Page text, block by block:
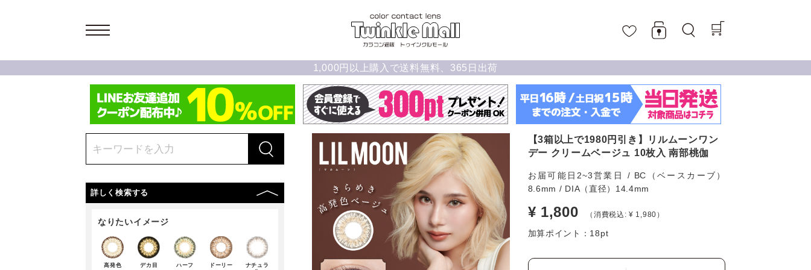
1,000円以上購入で送料無料、365日出荷
詳しく検索する
なりたいイメージ
高発色 デカ目 ハーフ ドーリー
ナチュラ
【3箱以上で1980円引き】リルムーンワン
デー クリームベージュ 10枚入 南部桃伽
お届可能日2~3営業日 / BC（ベースカーブ）
8.6mm / DIA（直径）14.4mm
¥ 1,800 （消費税込: ¥ 1,980）
加算ポイント： 18pt